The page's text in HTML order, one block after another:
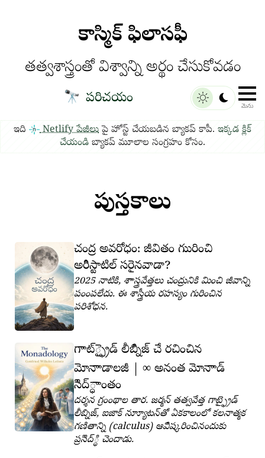
కాస్మిక్ ఫిలాసఫీ
తత్వశాస్త్రంతో విశ్వాన్ని అర్థం చేసుకోవడం
🔭 పరిచయం మెను
ఇది Netlify పేజీలుపై హోస్ట్ చేయబడిన బ్యాకప్ కాపీ.ఇక్కడ క్లిక్
చేయండి బ్యాకప్ మూలాల సంగ్రహం కోసం.
పుస్తకాలు
చంద్ర అవరోధం: జీవితం గుురించి
అరిిస్టాటిల్ సరైనవాడా?
2025 నాటికి, శాాస్త్రవేత్తలు చంద్రునికి మించి జీవాన్ని
పంంపలేదు. ఈ శాస్త్రీయ రహస్యం గురించిన
పరిశోధన.
గాాట్్ఫ్రైడ్ లీబ్నిిజ్ చే రచించిన
మోనాాడాలజీ
∞ అనంత మోనాాడ్
సిిద్్ధాాంతం
దర్శన గ్రంంథాల తార. జర్మన్ తత్వవేత్త గాట్ఫ్రైడ్
లీబ్నిజ్, ఐజాక్ న్యూూటన్‌తో ఏకకాలంలో కలనాత్మక
గణితాన్ని (calculus) ఆవిిష్కరించినందుకు
ప్రసిిద్్ధి చెందాడు.